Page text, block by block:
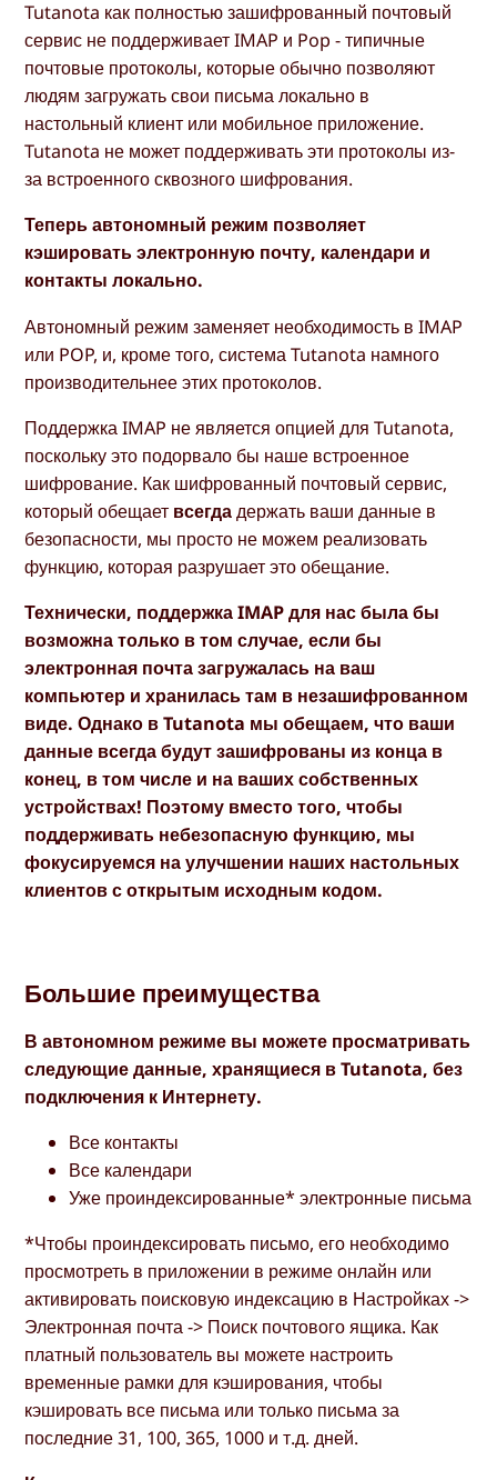
Tutanota как полностью зашифрованный почтовый
сервис не поддерживает IMAP и Pop - типичные
почтовые протоколы, которые обычно позволяют
людям загружать свои письма локально в
настольный клиент или мобильное приложение.
Tutanota не может поддерживать эти протоколы из-
за встроенного сквозного шифрования.
Теперь автономный режим позволяет
кэшировать электронную почту, календари и
контакты локально.
Автономный режим заменяет необходимость в IMAP
или POP, и, кроме того, система Tutanota намного
производительнее этих протоколов.
Поддержка IMAP не является опцией для Tutanota,
поскольку это подорвало бы наше встроенное
шифрование. Как шифрованный почтовый сервис,
который обещает всегдадержать ваши данные в
безопасности, мы просто не можем реализовать
функцию, которая разрушает это обещание.
Технически, поддержка IMAP для нас была бы
возможна только в том случае, если бы
электронная почта загружалась на ваш
компьютер и хранилась там в незашифрованном
виде. Однако в Tutanota мы обещаем, что ваши
данные всегда будут зашифрованы из конца в
конец, в том числе и на ваших собственных
устройствах! Поэтому вместо того, чтобы
поддерживать небезопасную функцию, мы
фокусируемся на улучшении наших настольных
клиентов с открытым исходным кодом.
Большие преимущества
В автономном режиме вы можете просматривать
следующие данные, хранящиеся в Tutanota, без
подключения к Интернету.
Все контакты
Все календари
Уже проиндексированные* электронные письма
*Чтобы проиндексировать письмо, его необходимо
просмотреть в приложении в режиме онлайн или
активировать поисковую индексацию в Настройках ->
Электронная почта -> Поиск почтового ящика. Как
платный пользователь вы можете настроить
временные рамки для кэширования, чтобы
кэшировать все письма или только письма за
последние 31, 100, 365, 1000 и т.д. дней.